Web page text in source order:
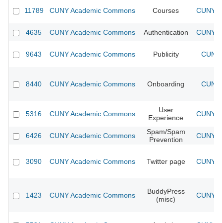
11789 CUNY Academic Commons Courses CUNY
4635 CUNY Academic Commons Authentication CUNY
9643 CUNY Academic Commons Publicity
8440 CUNY Academic Commons Onboarding
5316 CUNY Academic Commons
User
Experience
CUNY
6426 CUNY Academic Commons
Spam/Spam
Prevention
CUNY
3090 CUNY Academic Commons Twitter page CUNY
1423 CUNY Academic Commons
BuddyPress
(misc)
CUNY